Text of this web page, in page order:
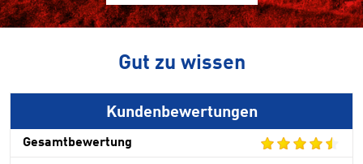
Gut zu wissen
Kundenbewertungen
Gesamtbewertung